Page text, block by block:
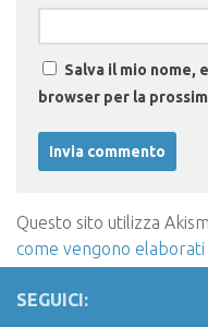
Salva il mio nome,
browser per la
Questo sito utilizza
come vengono
SEGUICI: